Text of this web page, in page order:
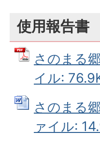
使用報告書
さのまる
イル:
さのまる
ァイル: